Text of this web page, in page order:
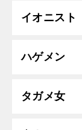
イオニスト
ハゲメン
タガメ女